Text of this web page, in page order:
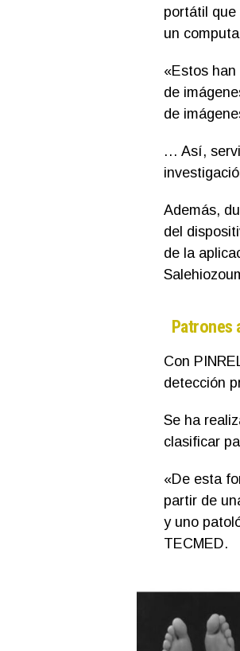
portátil que
un
«Estos
de
de
… Así,
Además,
del
de la
Patrones
Con
detección
Se ha
clasificar
«De esta
partir de
y uno
TECMED.